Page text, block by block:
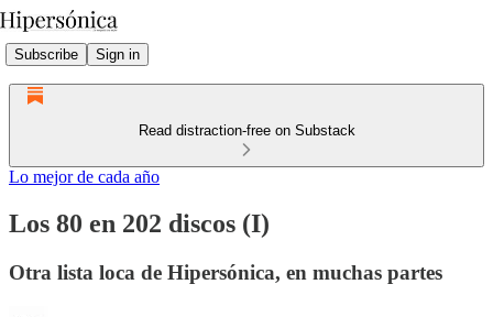
Subscribe Sign in
Read distraction-free on Substack
Lo mejor de cada año
Los 80 en 202 discos (I)
Otra lista loca de Hipersónica, en muchas partes